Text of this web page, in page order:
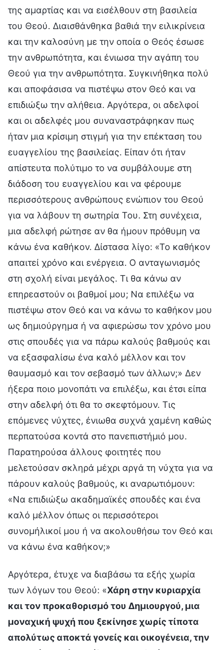
της αμαρτίας και να εισέλθουν στη βασιλεία
του Θεού. Διαισθάνθηκα βαθιά την ειλικρίνεια
και την καλοσύνη με την οποία ο Θεός έσωσε
την ανθρωπότητα, και ένιωσα την αγάπη του
Θεού για την ανθρωπότητα. Συγκινήθηκα πολύ
και αποφάσισα να πιστέψω στον Θεό και να
επιδιώξω την αλήθεια. Αργότερα, οι αδελφοί
και οι αδελφές μου συναναστράφηκαν πως
ήταν μια κρίσιμη στιγμή για την επέκταση του
ευαγγελίου της βασιλείας. Είπαν ότι ήταν
απίστευτα πολύτιμο το να συμβάλουμε στη
διάδοση του ευαγγελίου και να φέρουμε
περισσότερους ανθρώπους ενώπιον του Θεού
για να λάβουν τη σωτηρία Του. Στη συνέχεια,
μια αδελφή ρώτησε αν θα ήμουν πρόθυμη να
κάνω ένα καθήκον. Δίστασα λίγο: «Το καθήκον
απαιτεί χρόνο και ενέργεια. Ο ανταγωνισμός
στη σχολή είναι μεγάλος. Τι θα κάνω αν
επηρεαστούν οι βαθμοί μου; Να επιλέξω να
πιστέψω στον Θεό και να κάνω το καθήκον μου
ως δημιούργημα ή να αφιερώσω τον χρόνο μου
στις σπουδές για να πάρω καλούς βαθμούς και
να εξασφαλίσω ένα καλό μέλλον και τον
θαυμασμό και τον σεβασμό των άλλων;» Δεν
ήξερα ποιο μονοπάτι να επιλέξω, και έτσι είπα
στην αδελφή ότι θα το σκεφτόμουν. Τις
επόμενες νύχτες, ένιωθα συχνά χαμένη καθώς
περπατούσα κοντά στο πανεπιστήμιό μου.
Παρατηρούσα άλλους φοιτητές που
μελετούσαν σκληρά μέχρι αργά τη νύχτα για να
πάρουν καλούς βαθμούς, κι αναρωτιόμουν:
«Να επιδιώξω ακαδημαϊκές σπουδές και ένα
καλό μέλλον όπως οι περισσότεροι
συνομήλικοί μου ή να ακολουθήσω τον Θεό και
να κάνω ένα καθήκον;»
Αργότερα, έτυχε να διαβάσω τα εξής χωρία
των λόγων του Θεού: «Χάρη στην κυριαρχία
και τον προκαθορισμό του Δημιουργού, μια
μοναχική ψυχή που ξεκίνησε χωρίς τίποτα
απολύτως αποκτά γονείς και οικογένεια, την